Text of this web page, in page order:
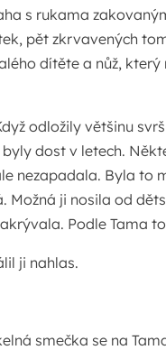
s rukama
pět zkrvavených
dítěte a nůž, který
odložily většinu
dost v letech.
nezapadala. Byla to
ji nosila od
Podle Tama
ji nahlas.
smečka se na